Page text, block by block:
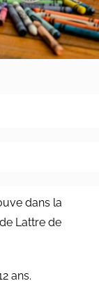
dans la
Lattre de
ans.